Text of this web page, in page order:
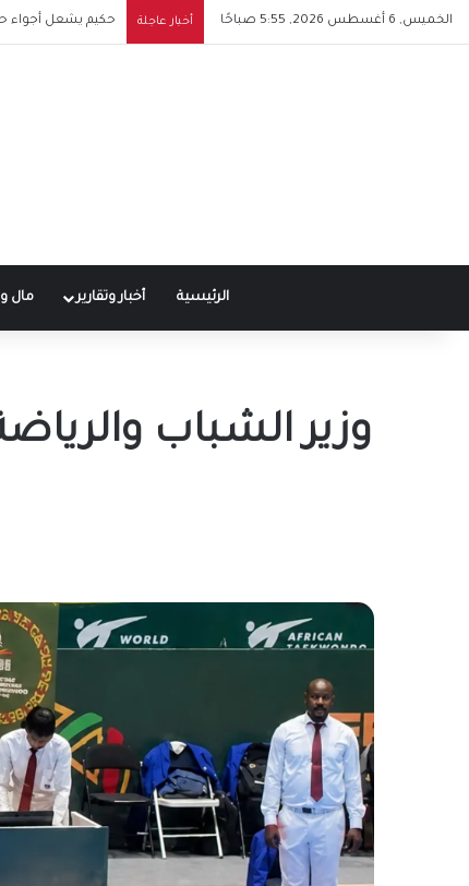
الخميس, 6 أغسطس 2026, 5:55 صباحًا أخبار عاجلة حكيم يشعل أجواء
الرئيسية أخبار وتقارير مال
وزير الشباب